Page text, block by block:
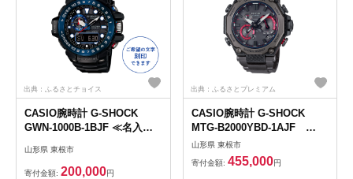
出典：ふるさとチョイス
CASIO腕時計 G-SHOCK
GWN-1000B-1BJF ≪名入れ
山形県 東根市
寄付金額: 200,000円
出典：ふるさとプレミアム
CASIO腕時計 G-SHOCK
MTG-B2000YBD-1AJF
hi011-073r
山形県 東根市
寄付金額: 455,000円